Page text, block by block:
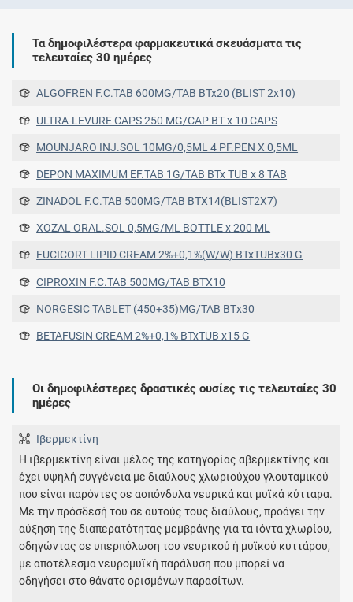
Τα δημοφιλέστερα φαρμακευτικά σκευάσματα τις
τελευταίες 30 ημέρες
ALGOFREN F.C.TAB 600MG/TAB BTx20 (BLIST 2x10)
ULTRA-LEVURE CAPS 250 MG/CAP ΒΤ x 10 CAPS
MOUNJARO INJ.SOL 10MG/0,5ML 4 PF.PEN X 0,5ML
DEPON MAXIMUM EF.TAB 1G/TAB BTx TUB x 8 TAB
ZINADOL F.C.TAB 500MG/TAB BTX14(BLIST2X7)
XOZAL ORAL.SOL 0,5MG/ML BOTTLE x 200 ML
FUCICORT LIPID CREAM 2%+0,1%(W/W) BTxTUBx30 G
CIPROXIN F.C.TAB 500MG/TAB ΒΤΧ10
NORGESIC TABLET (450+35)MG/TAB ΒΤx30
BETAFUSIN CREAM 2%+0,1% BTxTUB x15 G
Οι δημοφιλέστερες δραστικές ουσίες τις τελευταίες 30
ημέρες
Ιβερμεκτίνη
Η ιβερμεκτίνη είναι μέλος της κατηγορίας αβερμεκτίνης και
έχει υψηλή συγγένεια με διαύλους χλωριούχου γλουταμικού
που είναι παρόντες σε ασπόνδυλα νευρικά και μυϊκά κύτταρα.
Με την πρόσδεσή του σε αυτούς τους διαύλους, προάγει την
αύξηση της διαπερατότητας μεμβράνης για τα ιόντα χλωρίου,
οδηγώντας σε υπερπόλωση του νευρικού ή μυϊκού κυττάρου,
με αποτέλεσμα νευρομυϊκή παράλυση που μπορεί να
οδηγήσει στο θάνατο ορισμένων παρασίτων.